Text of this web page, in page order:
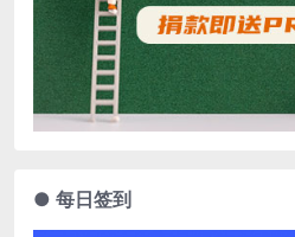
● 每日签到